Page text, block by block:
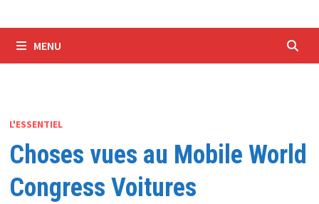
MENU
L'ESSENTIEL
Choses vues au Mobile World
Congress Voitures